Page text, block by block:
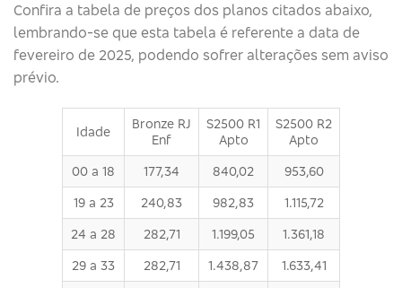
Confira a tabela de preços dos planos citados abaixo,
lembrando-se que esta tabela é referente a data de
fevereiro de 2025, podendo sofrer alterações sem aviso
prévio.
Idade
Bronze RJ
Enf
S2500 R1
Apto
S2500 R2
Apto
00 a 18 177,34 840,02 953,60
19 a 23 240,83 982,83 1.115,72
24 a 28 282,71 1.199,05 1.361,18
29 a 33 282,71 1.438,87 1.633,41